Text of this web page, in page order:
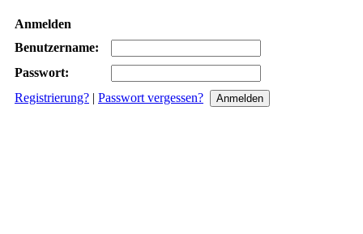
Anmelden
Benutzername:
Passwort:
Registrierung? | Passwort vergessen?